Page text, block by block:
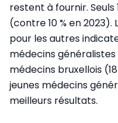
restent à fournir. Seuls
(contre 10 % en
pour les autres
médecins
médecins bruxellois
jeunes médecins
meilleurs résultats.